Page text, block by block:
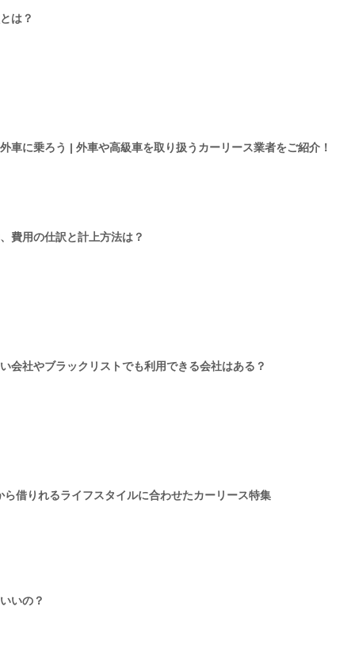
は？
車に乗ろう | 外車や高級車を取り扱うカーリース業者をご紹介！
費用の仕訳と計上方法は？
会社やブラックリストでも利用できる会社はある？
借りれるライフスタイルに合わせたカーリース特集
いの？